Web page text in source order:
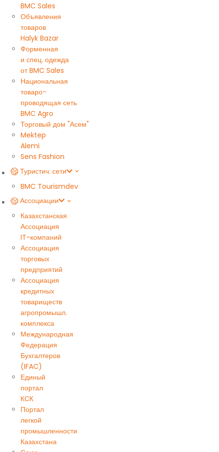
BMC Sales
Объявления
товаров
Halyk Bazar
Форменная
и спец. одежда
от BMC Sales
Национальная
товаро-
проводящая сеть
BMC Agro
Торговый дом "Асем"
Mektep
Alemi
Sens Fashion
Туристич. сети
BMC Tourismdev
Ассоциации
Казахстанская
Ассоциация
IT-компаний
Ассоциация
торговых
предприятий
Ассоциация
кредитных
товариществ
агропромышл.
комплекса
Международная
Федерация
Бухгалтеров
(IFAC)
Единый
портал
КСК
Портал
легкой
промышленности
Казахстана